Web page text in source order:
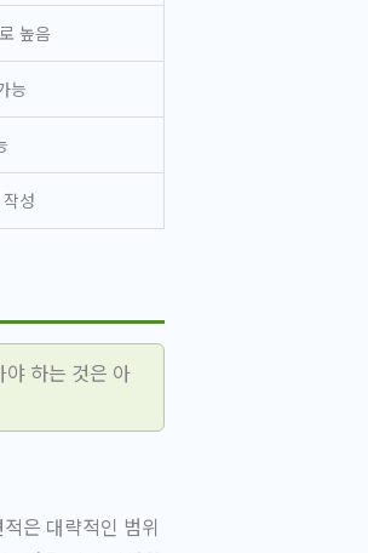
높음
능
성
하는 것은 아
은 대략적인 범위